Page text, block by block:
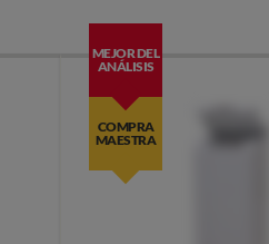
MEJOR DEL
ANÁLISIS
COMPRA
MAESTRA